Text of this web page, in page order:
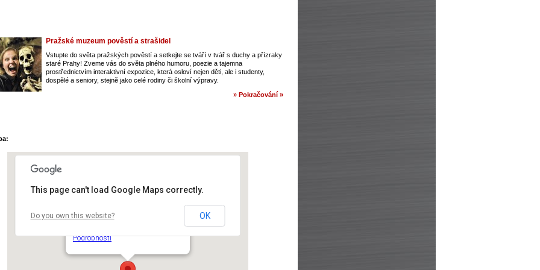
Pražské muzeum pověstí a strašidel
Vstupte do světa pražských pověstí a setkejte se tváří v tvář s duchy a přízraky
staré Prahy! Zveme vás do světa plného humoru, poezie a tajemna
prostřednictvím interaktivní expozice, která osloví nejen děti, ale i studenty,
dospělé a seniory, stejně jako celé rodiny či školní výpravy.
» Pokračování »
DDM hl. m. Prahy – klub Klamovka
Podrobnosti
This page can't load Google Maps correctly.
Do you own this website? OK